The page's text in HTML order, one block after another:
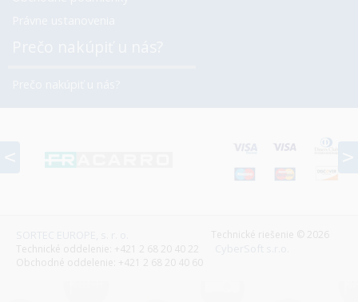
Technické oddelenie: +421 2 68 20 40 22
Obchodné oddelenie: +421 2 68 20 40 60
Technické riešenie © 2026